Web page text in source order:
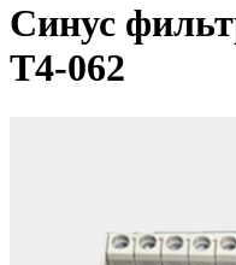
Синус
T4-062